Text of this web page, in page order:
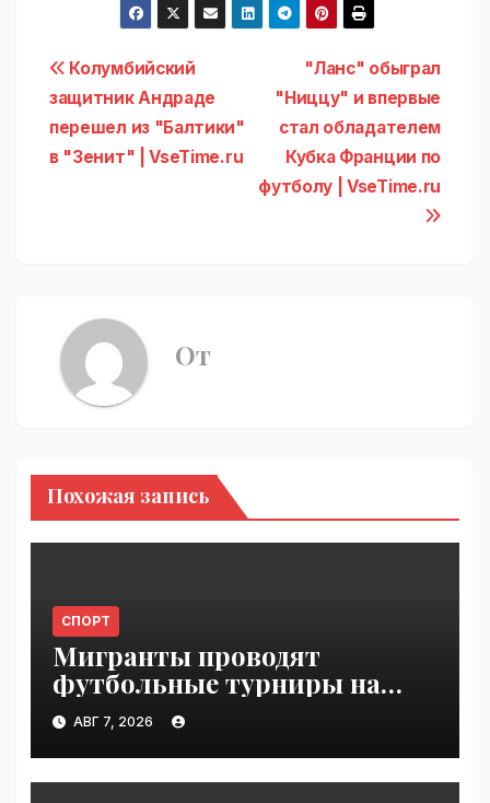
Навигация
по
записям
"Ланс" обыграл
"Ниццу" и впервые
стал обладателем
Кубка Франции по
футболу | VseTime.ru
Колумбийский
защитник Андраде
перешел из "Балтики"
в "Зенит" | VseTime.ru
От
Похожая запись
СПОРТ
Мигранты проводят
футбольные турниры на
пляже в Сеуте | VseTime.ru
АВГ 7, 2026